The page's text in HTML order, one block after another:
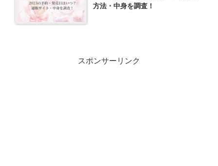
方法・中身を調査！
スポンサーリンク